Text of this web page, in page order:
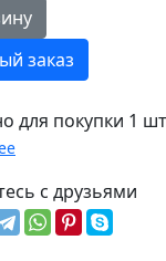
заказ
для покупки 1
с друзьями